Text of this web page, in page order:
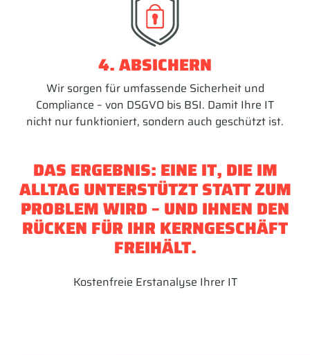
4. ABSICHERN
Wir sorgen für umfassende Sicherheit und
Compliance – von DSGVO bis BSI. Damit Ihre IT
nicht nur funktioniert, sondern auch geschützt ist.
DAS ERGEBNIS: EINE IT, DIE IM
ALLTAG UNTERSTÜTZT STATT ZUM
PROBLEM WIRD – UND IHNEN DEN
RÜCKEN FÜR IHR KERNGESCHÄFT
FREIHÄLT.
Kostenfreie Erstanalyse Ihrer IT